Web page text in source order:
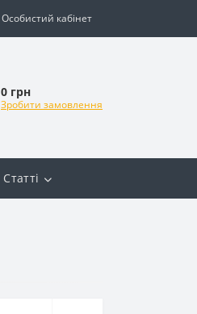
Особистий кабінет
0 грн
Зробити замовлення
Статті